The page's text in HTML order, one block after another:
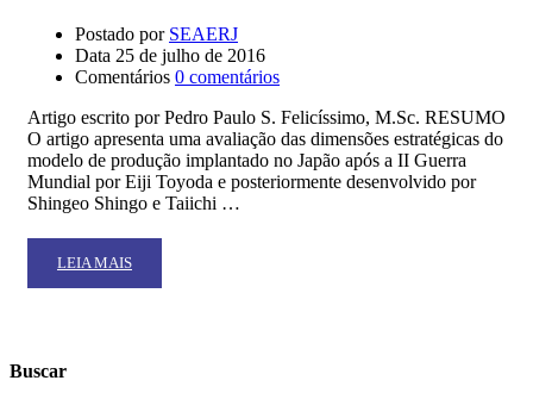
Postado por SEAERJ
Data 25 de julho de 2016
Comentários 0 comentários
Artigo escrito por Pedro Paulo S. Felicíssimo, M.Sc. RESUMO
O artigo apresenta uma avaliação das dimensões estratégicas do
modelo de produção implantado no Japão após a II Guerra
Mundial por Eiji Toyoda e posteriormente desenvolvido por
Shingeo Shingo e Taiichi …
READ
MORE
DE
LEIA MAIS
Buscar